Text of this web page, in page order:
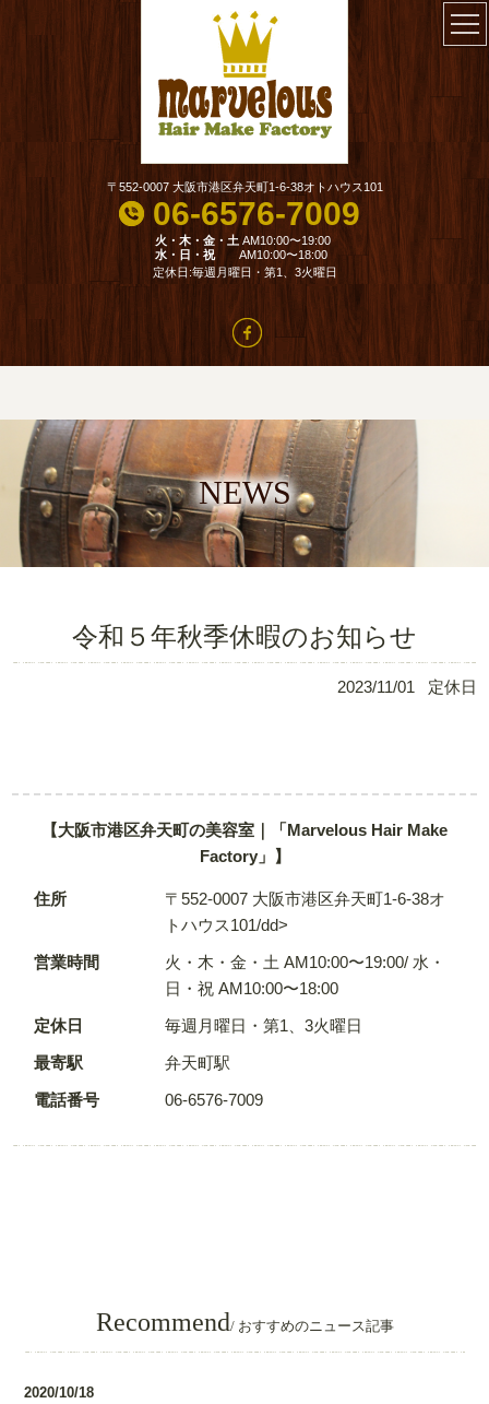
〒552-0007 大阪市港区弁天町1-6-38オトハウス101
06-6576-7009
火・木・金・土 AM10:00〜19:00
水・日・祝
AM10:00〜18:00
定休日:毎週月曜日・第1、3火曜日
NEWS
令和５年秋季休暇のお知らせ
2023/11/01 定休日
【大阪市港区弁天町の美容室｜「Marvelous Hair Make
Factory」】
住所
〒552-0007 大阪市港区弁天町1-6-38オ
トハウス101/dd>
営業時間
火・木・金・土 AM10:00〜19:00/ 水・
日・祝 AM10:00〜18:00
定休日
毎週月曜日・第1、3火曜日
最寄駅
弁天町駅
電話番号
06-6576-7009
Recommend/ おすすめのニュース記事
2020/10/18